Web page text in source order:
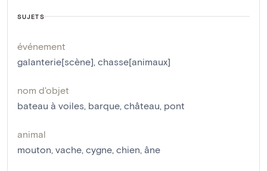
SUJETS
événement
galanterie[scène] chasse[animaux]
nom d'objet
bateau à voiles barque château pont
animal
mouton vache cygne chien âne